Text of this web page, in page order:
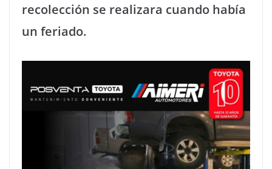
recolección se realizara cuando había
un feriado.